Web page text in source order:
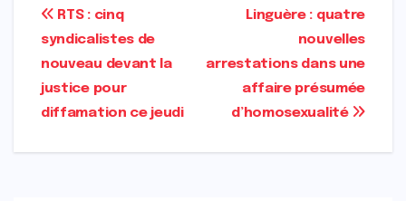
Navigation
de
l’article
Linguère : quatre
nouvelles
arrestations dans une
affaire présumée
d’homosexualité
RTS : cinq
syndicalistes de
nouveau devant la
justice pour
diffamation ce jeudi